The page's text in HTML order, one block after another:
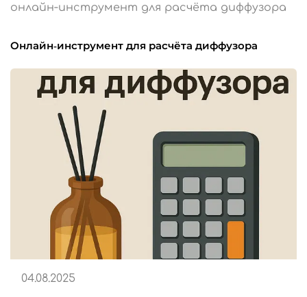
онлайн‑инструмент для расчёта диффузора
онлайн‑инструмент для расчёта диффузора
04.08.2025